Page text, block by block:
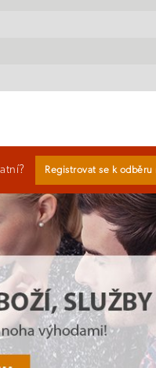
Registrovat se k odběru